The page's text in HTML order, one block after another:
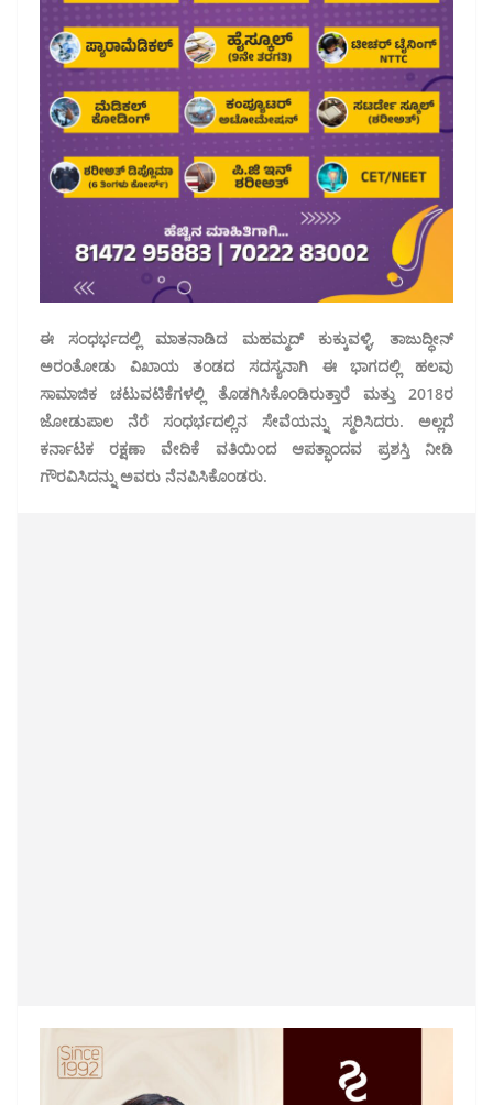
ಈ ಸಂಧರ್ಭದಲ್ಲಿ ಮಾತನಾಡಿದ ಮಹಮ್ಮದ್ ಕುಕ್ಕುವಳ್ಳಿ, ತಾಜುದ್ಧೀನ್
ಅರಂತೋಡು ವಿಖಾಯ ತಂಡದ ಸದಸ್ಯನಾಗಿ ಈ ಭಾಗದಲ್ಲಿ ಹಲವು
ಸಾಮಾಜಿಕ ಚಟುವಟಿಕೆಗಳಲ್ಲಿ ತೊಡಗಿಸಿಕೊಂಡಿರುತ್ತಾರೆ ಮತ್ತು 2018ರ
ಜೋಡುಪಾಲ ನೆರೆ ಸಂಧರ್ಭದಲ್ಲಿನ ಸೇವೆಯನ್ನು ಸ್ಮರಿಸಿದರು. ಅಲ್ಲದೆ
ಕರ್ನಾಟಕ ರಕ್ಷಣಾ ವೇದಿಕೆ ವತಿಯಿಂದ ಆಪತ್ಭಾಂದವ ಪ್ರಶಸ್ತಿ ನೀಡಿ
ಗೌರವಿಸಿದನ್ನು ಅವರು ನೆನಪಿಸಿಕೊಂಡರು.